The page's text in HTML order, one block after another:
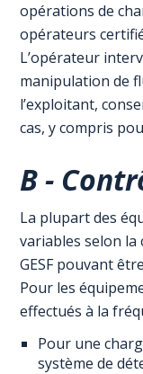
opérations de
opérateurs
L’opérateur
manipulation de
l’exploitant,
cas, y compris
B -
La plupart des
variables selon la
GESF pouvant
Pour les
effectués à la
Pour une
système de